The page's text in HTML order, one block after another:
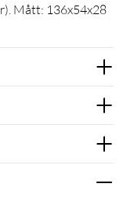
Mått: 136x54x28